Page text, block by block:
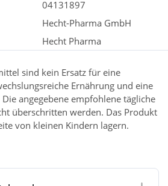
04131897
Hecht-Pharma GmbH
Hecht Pharma
sind kein Ersatz für eine
Ernährung und eine
angegebene empfohlene tägliche
überschritten werden. Das Produkt
von kleinen Kindern lagern.